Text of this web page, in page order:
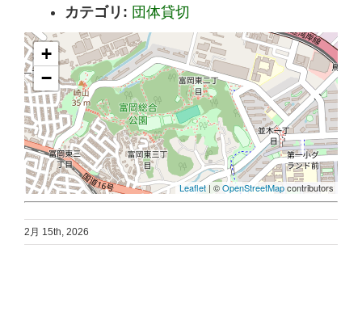
カテゴリ: 団体貸切
+
−
Leaflet | ©OpenStreetMapcontributors
2月 15th, 2026